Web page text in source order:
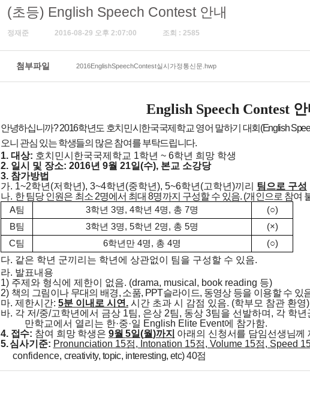
(초등) English Speech Contest 안내
정재준 2016-08-29 오후 2:07:00 조회 : 2585
첨부파일 2016EnglishSpeechContest실시가정통신문.hwp
English Speech Contest 안
안녕하십니까? 2016학년도 호치민시한국국제학교 영어 말하기 대회 (English
오니 관심 있는 학생들의 많은 참여를 부탁드립니다.
1. 대상: 호치민시한국국제학교 1학년 ~ 6학년 희망 학생
2. 일시 및 장소: 2016년 9월 21일(수), 본교 소강당
3. 참가방법
가. 1~2학년 (저학년), 3~4학년 (중학년), 5~6학년 (고학년)끼리 팀으로 구성
나. 한 팀당 인원은 최소 2명에서 최대8명까지 구성할 수 있음. (개인으로 참여
A팀 3학년 3명, 4학년 4명, 총 7명 (○)
B팀 3학년 3명, 5학년 2명, 총 5명
(×)
C팀 6학년만 4명, 총 4명 (○)
다. 같은 학년 군끼리는 학년에 상관없이 팀을 구성할 수 있음.
라. 발표내용
1) 주제와 형식에 제한이 없음. (drama, musical, book reading 등)
2) 책의 그림이나 무대의 배경, 소품, PPT슬라이드, 동영상 등을 이용할 수 있
마. 제한시간: 5분 이내로 시연 . 시간 초과 시 감점 있음. (학부모 참관 환영)
바. 각 저/중/고학년에서 금상 1팀, 은상 2팀, 동상 3팀을 선발하며 , 각 학년
만학교에서 열리는 한·중·일 English Elite Event에 참가함.
4. 접수: 참여 희망 학생은 9월5일(월)까지 아래의 신청서를 담임선생님께
5.심사기준: Pronunciation 15점, Intonation 15점, Volume 15점, Speed
confidence, creativity, topic, interesting, etc) 40점